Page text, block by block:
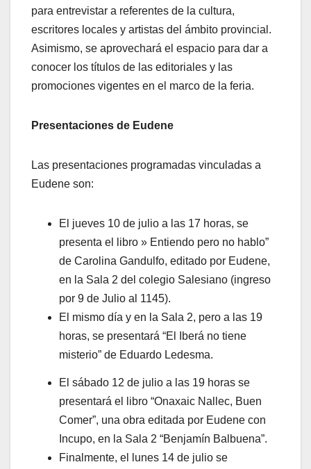
para entrevistar a referentes de la cultura,
escritores locales y artistas del ámbito provincial.
Asimismo, se aprovechará el espacio para dar a
conocer los títulos de las editoriales y las
promociones vigentes en el marco de la feria.
Presentaciones de Eudene
Las presentaciones programadas vinculadas a
Eudene son:
El jueves 10 de julio a las 17 horas, se
presenta el libro » Entiendo pero no hablo”
de Carolina Gandulfo, editado por Eudene,
en la Sala 2 del colegio Salesiano (ingreso
por 9 de Julio al 1145).
El mismo día y en la Sala 2, pero a las 19
horas, se presentará “El Iberá no tiene
misterio” de Eduardo Ledesma.
El sábado 12 de julio a las 19 horas se
presentará el libro “Onaxaic Nallec, Buen
Comer”, una obra editada por Eudene con
Incupo, en la Sala 2 “Benjamín Balbuena”.
Finalmente, el lunes 14 de julio se